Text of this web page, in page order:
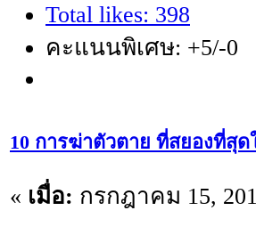
Total likes: 398
คะแนนพิเศษ: +5/-0
10 การฆ่าตัวตาย ที่สยองที่สุ
« เมื่อ: กรกฎาคม 15,